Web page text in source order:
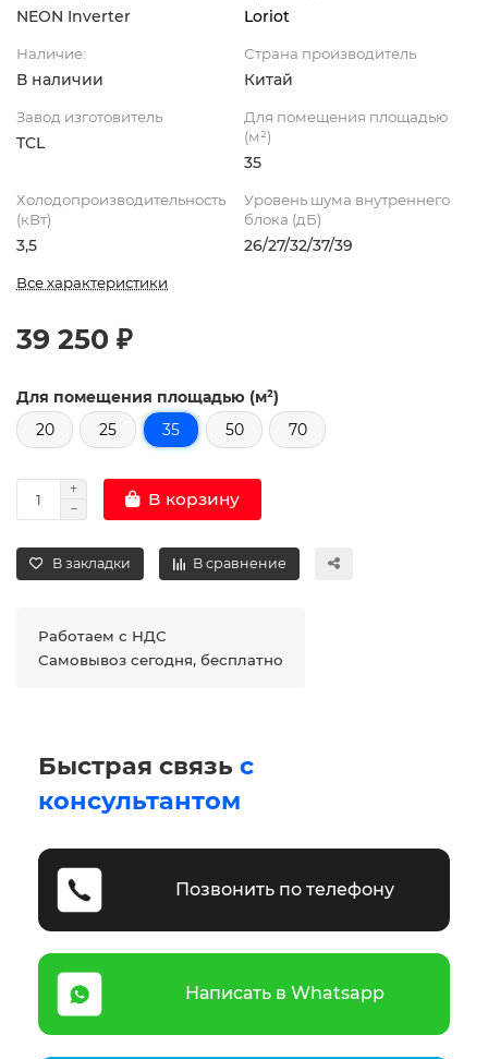
NEON Inverter Loriot
Наличие:
В наличии
Страна производитель
Китай
Завод изготовитель
TCL
Для помещения площадью
(м²)
35
Холодопроизводительность
(кВт)
3,5
Уровень шума внутреннего
блока (дБ)
26/27/32/37/39
Все характеристики
39 250 ₽
Для помещения площадью (м²)
20
25 35 50 70
В корзину
В закладки В сравнение
Работаем с НДС
Самовывоз сегодня, бесплатно
Быстрая связь с
консультантом
Позвонить по телефону
Написать в Whatsapp